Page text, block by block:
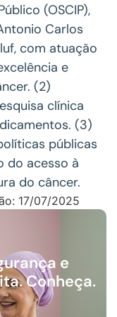
(OSCIP),
Carlos
com atuação
e
(2)
clínica
(3)
públicas
do acesso à
do câncer.
17/07/2025
e
Conheça.